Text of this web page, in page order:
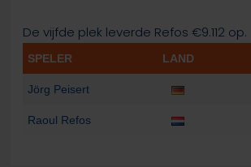
De vijfde plek leverde Refos €9.112 op.
SPELER LAND
Jörg Peisert
Raoul Refos